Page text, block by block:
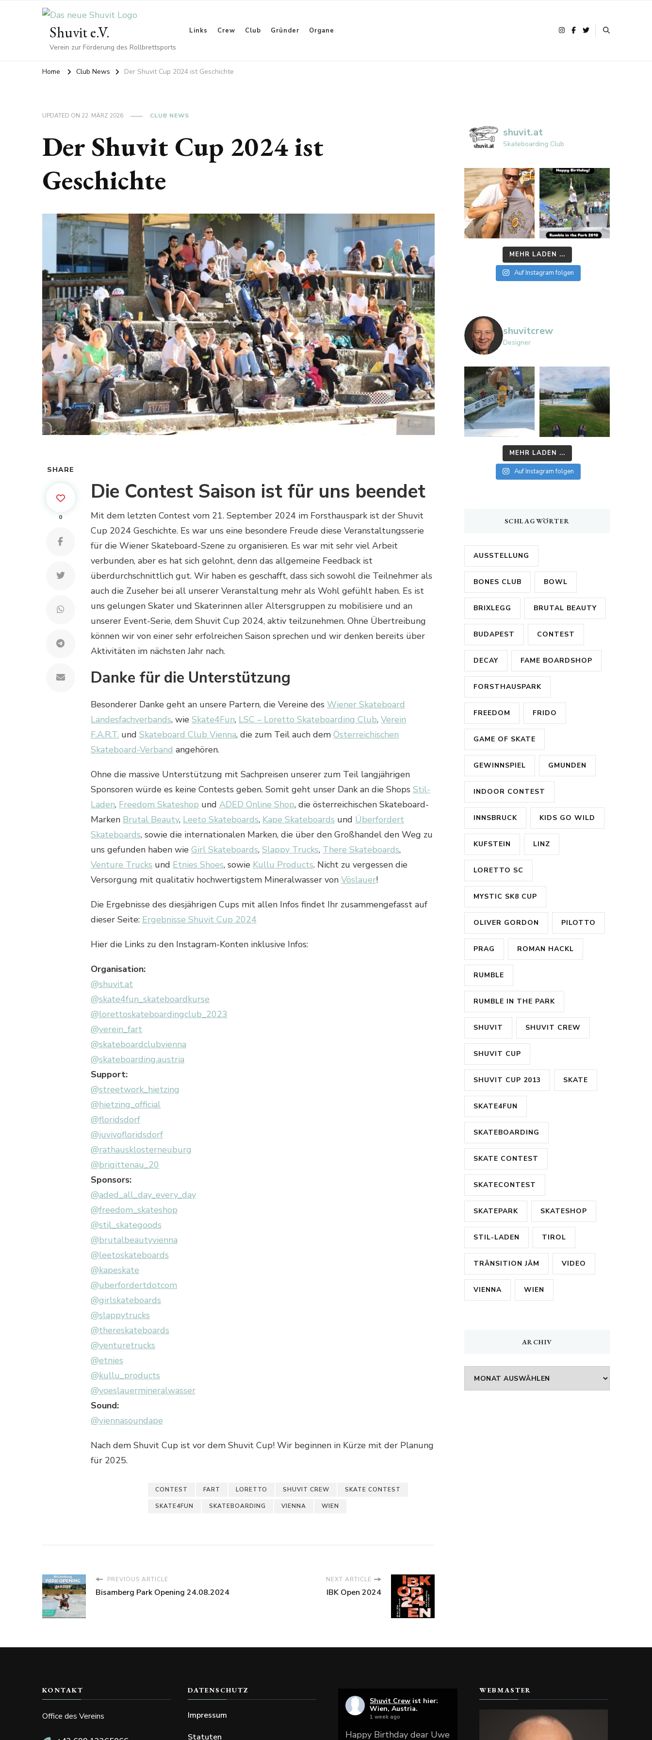
Shuvit e.V.
Verein zur Förderung des Rollbrettsports
Links Crew Club Gründer Organe
Home Club News Der Shuvit Cup 2024 ist Geschichte
UPDATED ON 22. MÄRZ 2026 CLUB NEWS
Der Shuvit Cup 2024 ist
Geschichte
SHARE
0
Die Contest Saison ist für uns beendet
Mit dem letzten Contest vom 21. September 2024 im Forsthauspark ist der Shuvit
Cup 2024 Geschichte. Es war uns eine besondere Freude diese Veranstaltungsserie
für die Wiener Skateboard-Szene zu organisieren. Es war mit sehr viel Arbeit
verbunden, aber es hat sich gelohnt, denn das allgemeine Feedback ist
überdurchschnittlich gut. Wir haben es geschafft, dass sich sowohl die Teilnehmer als
auch die Zuseher bei all unserer Veranstaltung mehr als Wohl gefühlt haben. Es ist
uns gelungen Skater und Skaterinnen aller Altersgruppen zu mobilisiere und an
unserer Event-Serie, dem Shuvit Cup 2024, aktiv teilzunehmen. Ohne Übertreibung
können wir von einer sehr erfolreichen Saison sprechen und wir denken bereits über
Aktivitäten im nächsten Jahr nach.
Danke für die Unterstützung
Besonderer Danke geht an unsere Partern, die Vereine des Wiener Skateboard
Landesfachverbands, wie Skate4Fun, LSC – Loretto Skateboarding Club, Verein
F.A.R.T. und Skateboard Club Vienna, die zum Teil auch dem Österreichischen
Skateboard-Verband angehören.
Ohne die massive Unterstützung mit Sachpreisen unserer zum Teil langjährigen
Sponsoren würde es keine Contests geben. Somit geht unser Dank an die Shops Stil-
Laden, Freedom Skateshop und ADED Online Shop, die österreichischen Skateboard-
Marken Brutal Beauty, Leeto Skateboards, Kape Skateboards und Überfordert
Skateboards, sowie die internationalen Marken, die über den Großhandel den Weg zu
uns gefunden haben wie Girl Skateboards, Slappy Trucks, There Skateboards,
Venture Trucks und Etnies Shoes, sowie Kullu Products. Nicht zu vergessen die
Versorgung mit qualitativ hochwertigstem Mineralwasser von Vöslauer!
Die Ergebnisse des diesjährigen Cups mit allen Infos findet Ihr zusammengefasst auf
dieser Seite: Ergebnisse Shuvit Cup 2024
Hier die Links zu den Instagram-Konten inklusive Infos:
Organisation:
@shuvit.at
@skate4fun_skateboardkurse
@lorettoskateboardingclub_2023
@verein_fart
@skateboardclubvienna
@skateboarding.austria
Support:
@streetwork_hietzing
@hietzing_official
@floridsdorf
@juvivofloridsdorf
@rathausklosterneuburg
@brigittenau_20
Sponsors:
@aded_all_day_every_day
@freedom_skateshop
@stil_skategoods
@brutalbeautyvienna
@leetoskateboards
@kapeskate
@uberfordertdotcom
@girlskateboards
@slappytrucks
@thereskateboards
@venturetrucks
@etnies
@kullu_products
@voeslauermineralwasser
Sound:
@viennasoundape
Nach dem Shuvit Cup ist vor dem Shuvit Cup! Wir beginnen in Kürze mit der Planung
für 2025.
CONTEST FART LORETTO SHUVIT CREW SKATE CONTEST
SKATE4FUN SKATEBOARDING VIENNA WIEN
PREVIOUS ARTICLE
Bisamberg Park Opening 24.08.2024
NEXT ARTICLE
IBK Open 2024
shuvit.at
Skateboarding Club
MEHR LADEN ...
Auf Instagram folgen
shuvitcrew
Designer
MEHR LADEN ...
Auf Instagram folgen
SCHLAGWÖRTER
AUSSTELLUNG
BONES CLUB BOWL
BRIXLEGG BRUTAL BEAUTY
BUDAPEST CONTEST
DECAY FAME BOARDSHOP
FORSTHAUSPARK
FREEDOM FRIDO
GAME OF SKATE
GEWINNSPIEL GMUNDEN
INDOOR CONTEST
INNSBRUCK KIDS GO WILD
KUFSTEIN LINZ
LORETTO SC
MYSTIC SK8 CUP
OLIVER GORDON PILOTTO
PRAG ROMAN HACKL
RUMBLE
RUMBLE IN THE PARK
SHUVIT SHUVIT CREW
SHUVIT CUP
SHUVIT CUP 2013 SKATE
SKATE4FUN
SKATEBOARDING
SKATE CONTEST
SKATECONTEST
SKATEPARK SKATESHOP
STIL-LADEN TIROL
TRÄNSITION JÄM VIDEO
VIENNA WIEN
ARCHIV
Archiv
KONTAKT
Office des Vereins
DATENSCHUTZ
Impressum
Statuten
Shuvit Crew ist hier:
Wien, Austria.
1 week ago
Happy Birthday dear Uwe
WEBMASTER